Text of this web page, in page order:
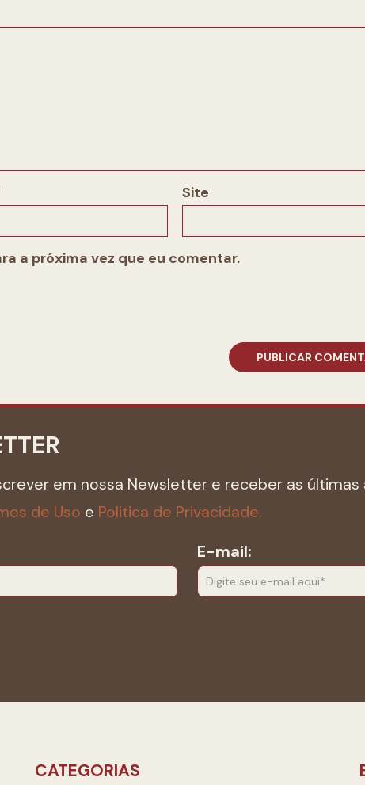
Site
a próxima vez que eu comentar.
em nossa Newsletter e receber as últimas
de Uso e Politica de Privacidade.
E-mail:
CATEGORIAS